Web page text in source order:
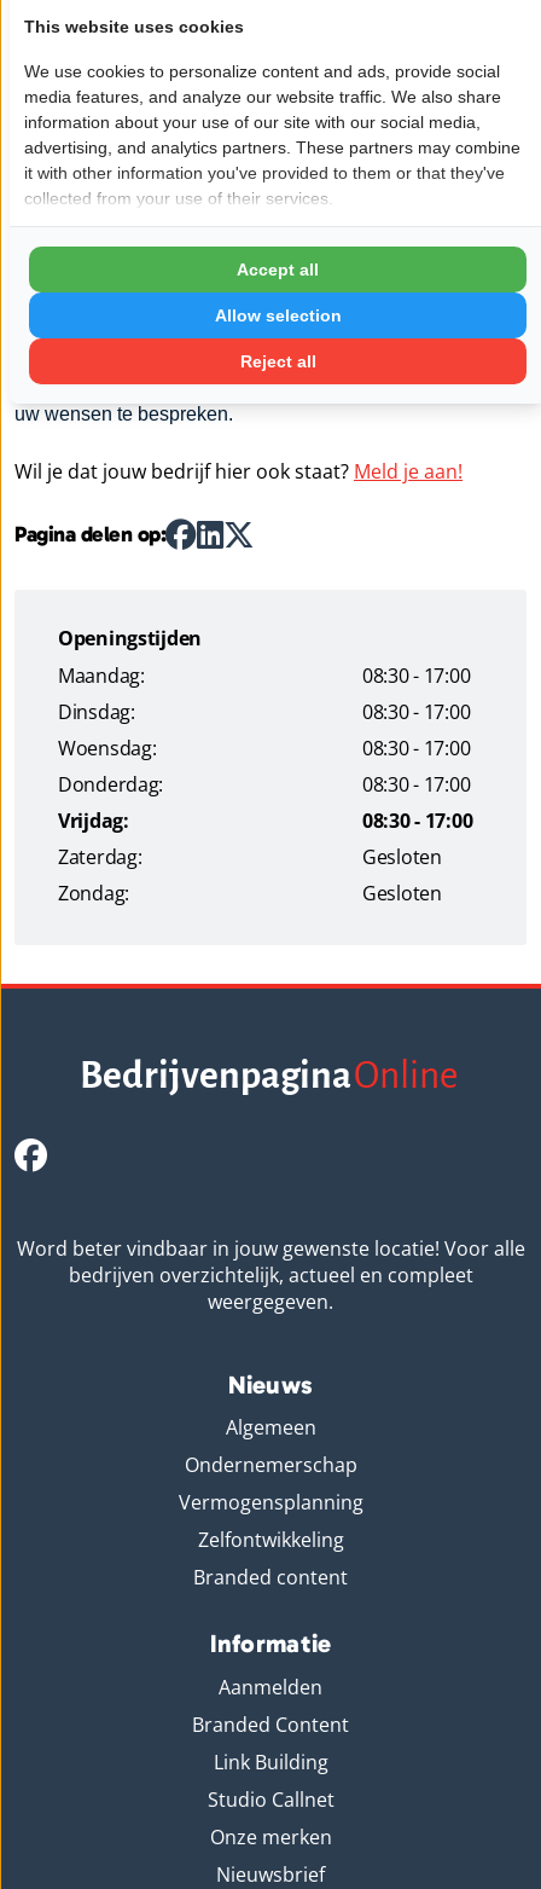
wijde omgeving uw uitvaart regelen.
Graag bied ik u de mogelijkheid om uw wensen voor uw
uitvaart via een wensenformulier vast te leggen. Door uw
wensen in te vullen, weten uw nabestaanden altijd precies
wat uw wensen zijn en komen zij niet voor verrassingen te
staan. Met een codicil maakt u het wensenformulier
rechtsgeldig. Het codicil moet handgeschreven zijn, u moet
het dateren en van een handtekening voorzien. U kunt
hierin alleen zaken regelen die betrekking hebben op de
uitvaart. Indien gewenst ben ik gaarne bereid samen met u
uw wensen te bespreken.
Wil je dat jouw bedrijf hier ook staat? Meld je aan!
Pagina delen op:
Openingstijden
Maandag:
08:30 - 17:00
Dinsdag:
08:30 - 17:00
Woensdag:
08:30 - 17:00
Donderdag:
08:30 - 17:00
Vrijdag:
08:30 - 17:00
Zaterdag:
Gesloten
Zondag:
Gesloten
BedrijvenpaginaOnline
Word beter vindbaar in jouw gewenste locatie! Voor alle
bedrijven overzichtelijk, actueel en compleet
weergegeven.
Nieuws
Algemeen
Ondernemerschap
Vermogensplanning
Zelfontwikkeling
Branded content
Informatie
Aanmelden
Branded Content
Link Building
Studio Callnet
Onze merken
Nieuwsbrief
This website uses cookies
We use cookies to personalize content and ads, provide social
media features, and analyze our website traffic. We also share
information about your use of our site with our social media,
advertising, and analytics partners. These partners may combine
it with other information you've provided to them or that they've
collected from your use of their services.
Reject all
Allow selection
Accept all